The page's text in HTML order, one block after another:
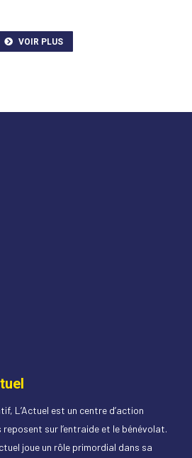
VOIR PLUS
L’Actuel est un centre d’action
sur l’entraide et le bénévolat.
joue un rôle primordial dans sa